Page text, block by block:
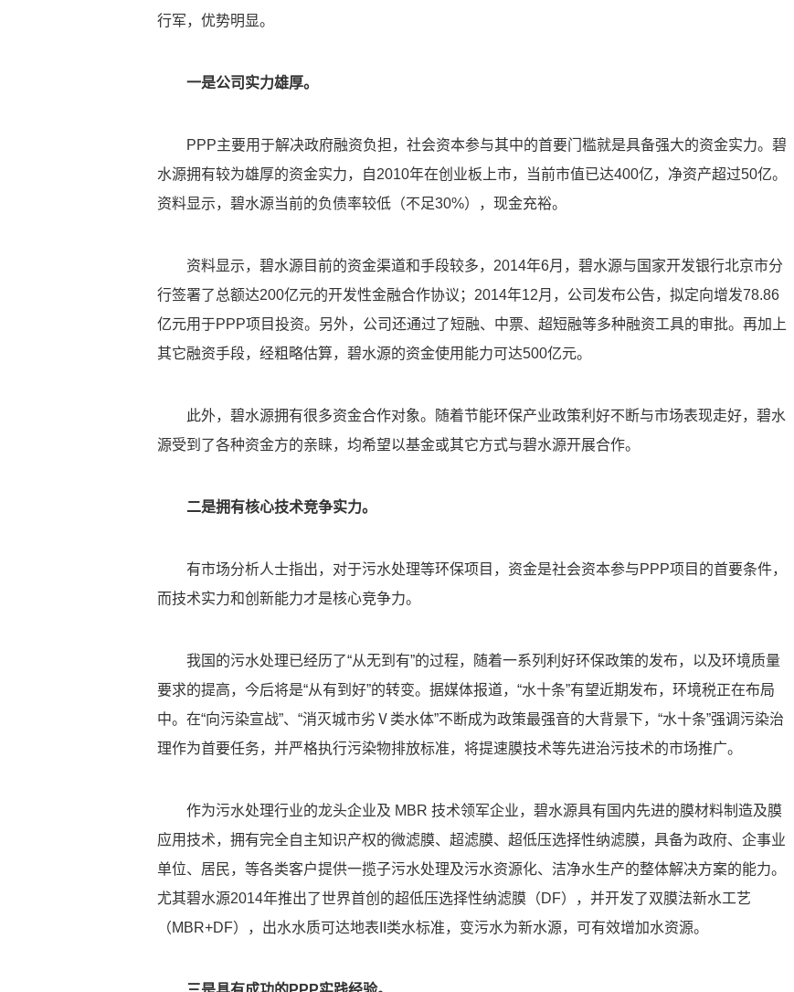
行军，优势明显。
一是公司实力雄厚。
PPP主要用于解决政府融资负担，社会资本参与其中的首要门槛就是具备强大的资金实力。碧
水源拥有较为雄厚的资金实力，自2010年在创业板上市，当前市值已达400亿，净资产超过50亿。
资料显示，碧水源当前的负债率较低（不足30%），现金充裕。
资料显示，碧水源目前的资金渠道和手段较多，2014年6月，碧水源与国家开发银行北京市分
行签署了总额达200亿元的开发性金融合作协议；2014年12月，公司发布公告，拟定向增发78.86
亿元用于PPP项目投资。另外，公司还通过了短融、中票、超短融等多种融资工具的审批。再加上
其它融资手段，经粗略估算，碧水源的资金使用能力可达500亿元。
此外，碧水源拥有很多资金合作对象。随着节能环保产业政策利好不断与市场表现走好，碧水
源受到了各种资金方的亲睐，均希望以基金或其它方式与碧水源开展合作。
二是拥有核心技术竞争实力。
有市场分析人士指出，对于污水处理等环保项目，资金是社会资本参与PPP项目的首要条件，
而技术实力和创新能力才是核心竞争力。
我国的污水处理已经历了“从无到有”的过程，随着一系列利好环保政策的发布，以及环境质量
要求的提高，今后将是“从有到好”的转变。据媒体报道，“水十条”有望近期发布，环境税正在布局
中。在“向污染宣战”、“消灭城市劣Ⅴ类水体”不断成为政策最强音的大背景下，“水十条”强调污染治
理作为首要任务，并严格执行污染物排放标准，将提速膜技术等先进治污技术的市场推广。
作为污水处理行业的龙头企业及 MBR 技术领军企业，碧水源具有国内先进的膜材料制造及膜
应用技术，拥有完全自主知识产权的微滤膜、超滤膜、超低压选择性纳滤膜，具备为政府、企事业
单位、居民，等各类客户提供一揽子污水处理及污水资源化、洁净水生产的整体解决方案的能力。
尤其碧水源2014年推出了世界首创的超低压选择性纳滤膜（DF），并开发了双膜法新水工艺
（MBR+DF），出水水质可达地表II类水标准，变污水为新水源，可有效增加水资源。